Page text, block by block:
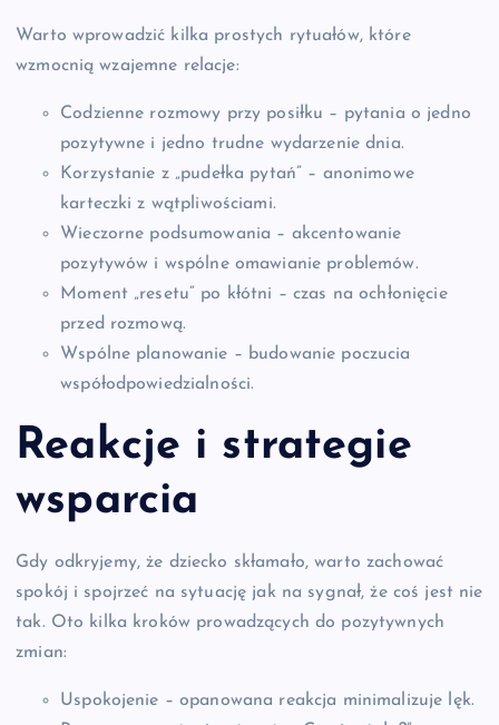
Warto wprowadzić kilka prostych rytuałów, które
wzmocnią wzajemne relacje:
Codzienne rozmowy przy posiłku – pytania o jedno
pozytywne i jedno trudne wydarzenie dnia.
Korzystanie z „pudełka pytań” – anonimowe
karteczki z wątpliwościami.
Wieczorne podsumowania – akcentowanie
pozytywów i wspólne omawianie problemów.
Moment „resetu” po kłótni – czas na ochłonięcie
przed rozmową.
Wspólne planowanie – budowanie poczucia
współodpowiedzialności.
Reakcje i strategie
wsparcia
Gdy odkryjemy, że dziecko skłamało, warto zachować
spokój i spojrzeć na sytuację jak na sygnał, że coś jest nie
tak. Oto kilka kroków prowadzących do pozytywnych
zmian:
Uspokojenie – opanowana reakcja minimalizuje lęk.